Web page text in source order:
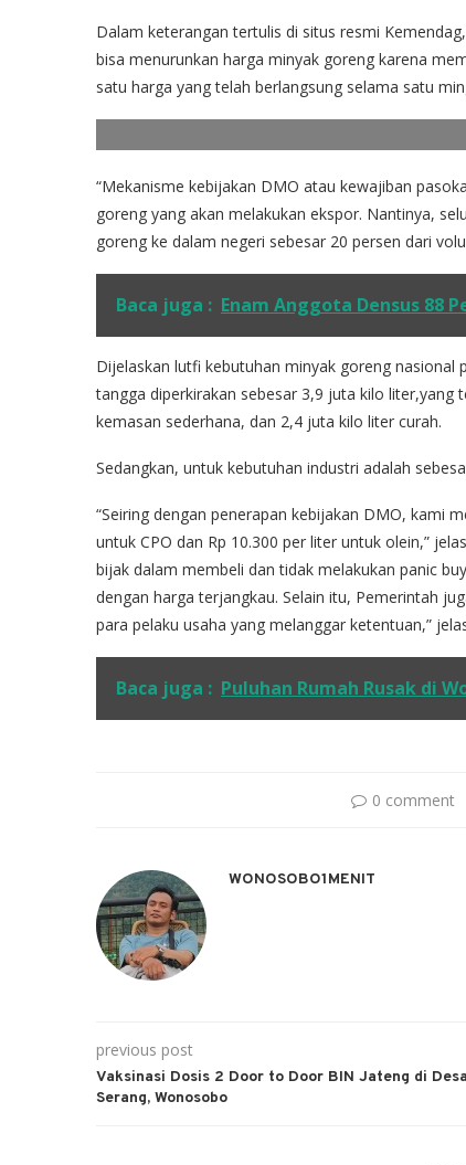
Dalam keterangan tertulis di situs resmi
bisa menurunkan harga minyak goreng karena
satu harga yang telah berlangsung selama satu
Kementerian Perdagangan (Kemendag)
“Mekanisme kebijakan DMO atau kewajiban
goreng yang akan melakukan ekspor. Nantinya,
goreng ke dalam negeri sebesar 20 persen dari
Baca juga : Enam Anggota Densus 88
Dijelaskan lutfi kebutuhan minyak goreng nasional
tangga diperkirakan sebesar 3,9 juta kilo
kemasan sederhana, dan 2,4 juta kilo liter curah.
Sedangkan, untuk kebutuhan industri adalah
“Seiring dengan penerapan kebijakan DMO, kami
untuk CPO dan Rp 10.300 per liter untuk olein,”
bijak dalam membeli dan tidak melakukan panic
dengan harga terjangkau. Selain itu, Pemerintah
para pelaku usaha yang melanggar ketentuan,”
Baca juga : Puluhan Rumah Rusak di
0 comment
WONOSOBO1MENIT
previous post
Vaksinasi Dosis 2 Door to Door BIN Jateng di Desa
Serang, Wonosobo